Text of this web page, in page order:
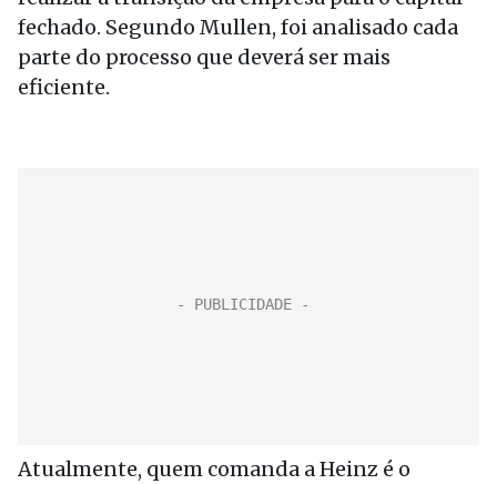
fechado. Segundo Mullen, foi analisado cada
parte do processo que deverá ser mais
eficiente.
Atualmente, quem comanda a Heinz é o